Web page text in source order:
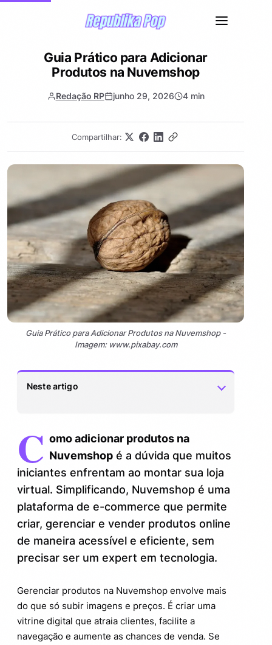
Guia Prático para Adicionar
Produtos na Nuvemshop
Redação RP junho 29, 2026 4 min
Compartilhar:
Guia Prático para Adicionar Produtos na Nuvemshop -
Imagem: www.pixabay.com
Neste artigo
Nuvemshop é fundamental?
1.1.
Principais benefícios de dominar o
cadastro de produtos
2.
Passo a passo: como adicionar produtos
na Nuvemshop sem complicação
2.1. 1. Acesse o painel administrativo
2.3. 3. Selecione categorias e tags
4. Adicione imagens de qualidade
C omo adicionar produtos na
Nuvemshopé a dúvida que muitos
iniciantes enfrentam ao montar sua loja
virtual. Simplificando, Nuvemshop é uma
plataforma de e-commerce que permite
criar, gerenciar e vender produtos online
de maneira acessível e eficiente, sem
precisar ser um expert em tecnologia.
Gerenciar produtos na Nuvemshop envolve mais
do que só subir imagens e preços. É criar uma
vitrine digital que atraia clientes, facilite a
navegação e aumente as chances de venda. Se